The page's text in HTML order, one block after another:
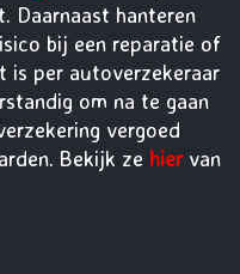
Daarnaast hanteren
bij een reparatie of
is per autoverzekeraar
om na te gaan
vergoed
Bekijk ze hiervan